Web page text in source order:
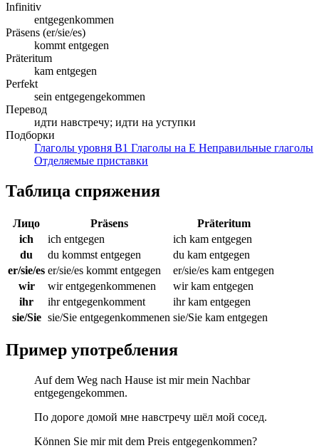
Infinitiv
entgegenkommen
Präsens (er/sie/es)
kommt entgegen
Präteritum
kam entgegen
Perfekt
sein entgegengekommen
Перевод
идти навстречу; идти на уступки
Подборки
Глаголы уровня B1 Глаголы на E Неправильные глаголы
Отделяемые приставки
Таблица спряжения
Лицо Präsens
Präteritum
ich
ich entgegen
ich kam entgegen
du
du kommst entgegen
du kam entgegen
er/sie/es er/sie/es kommt entgegen
er/sie/es kam entgegen
wir
wir entgegenkommenen
wir kam entgegen
ihr
ihr entgegenkomment
ihr kam entgegen
sie/Sie sie/Sie entgegenkommenen sie/Sie kam entgegen
Пример употребления
Auf dem Weg nach Hause ist mir mein Nachbar
entgegengekommen.
По дороге домой мне навстречу шёл мой сосед.
Können Sie mir mit dem Preis entgegenkommen?